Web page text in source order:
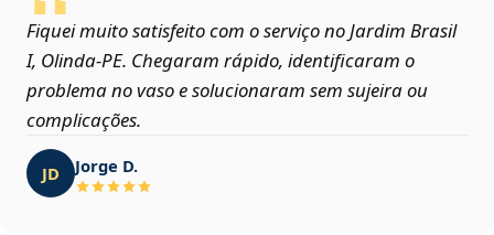
Fiquei muito satisfeito com o serviço no Jardim Brasil
I, Olinda‑PE. Chegaram rápido, identificaram o
problema no vaso e solucionaram sem sujeira ou
complicações.
JD Jorge D.